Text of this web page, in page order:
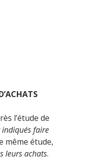
l’étude de
faire
même étude,
leurs achats.